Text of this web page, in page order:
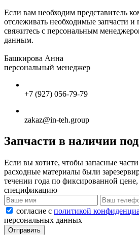
Если вам необходим представитель
отслеживать необходимые запчасти и
свяжитесь с персональным
данным.
Башкирова Анна
персональный менеджер
+7 (927) 056-79-79
zakaz@in-teh.group
Запчасти в наличии
Если вы хотите, чтобы запасные
расходные материалы были
течении года по фиксированной цене,
спецификацию
согласие с политикой
персональных данных
Отправить